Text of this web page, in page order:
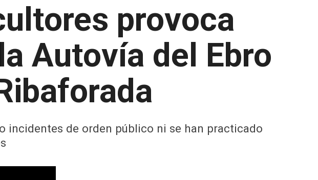
provoca
Autovía del Ebro
incidentes de orden público ni se han practicado